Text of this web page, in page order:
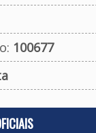
100677